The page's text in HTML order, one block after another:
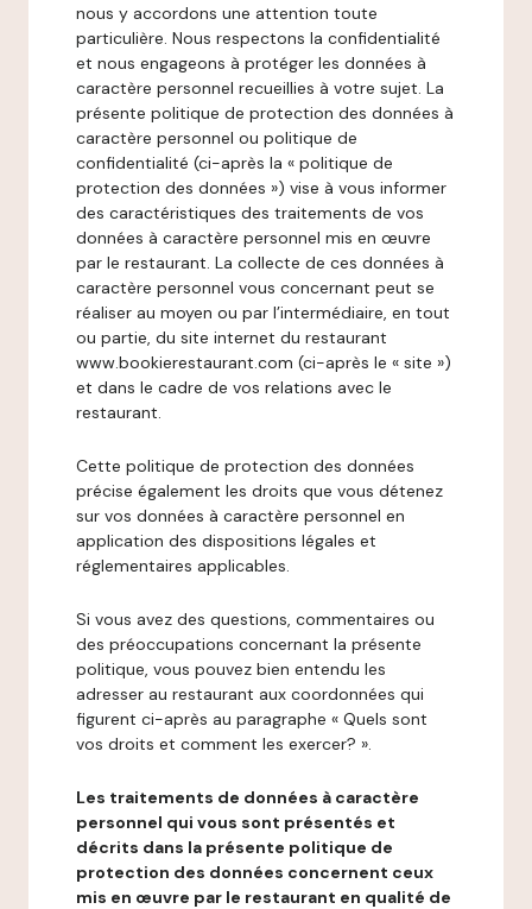
nous y accordons une attention toute
particulière. Nous respectons la confidentialité
et nous engageons à protéger les données à
caractère personnel recueillies à votre sujet. La
présente politique de protection des données à
caractère personnel ou politique de
confidentialité (ci-après la « politique de
protection des données ») vise à vous informer
des caractéristiques des traitements de vos
données à caractère personnel mis en œuvre
par le restaurant. La collecte de ces données à
caractère personnel vous concernant peut se
réaliser au moyen ou par l’intermédiaire, en tout
ou partie, du site internet du restaurant
www.bookierestaurant.com (ci-après le « site »)
et dans le cadre de vos relations avec le
restaurant.
Cette politique de protection des données
précise également les droits que vous détenez
sur vos données à caractère personnel en
application des dispositions légales et
réglementaires applicables.
Si vous avez des questions, commentaires ou
des préoccupations concernant la présente
politique, vous pouvez bien entendu les
adresser au restaurant aux coordonnées qui
figurent ci-après au paragraphe « Quels sont
vos droits et comment les exercer? ».
Les traitements de données à caractère
personnel qui vous sont présentés et
décrits dans la présente politique de
protection des données concernent ceux
mis en œuvre par le restaurant en qualité de